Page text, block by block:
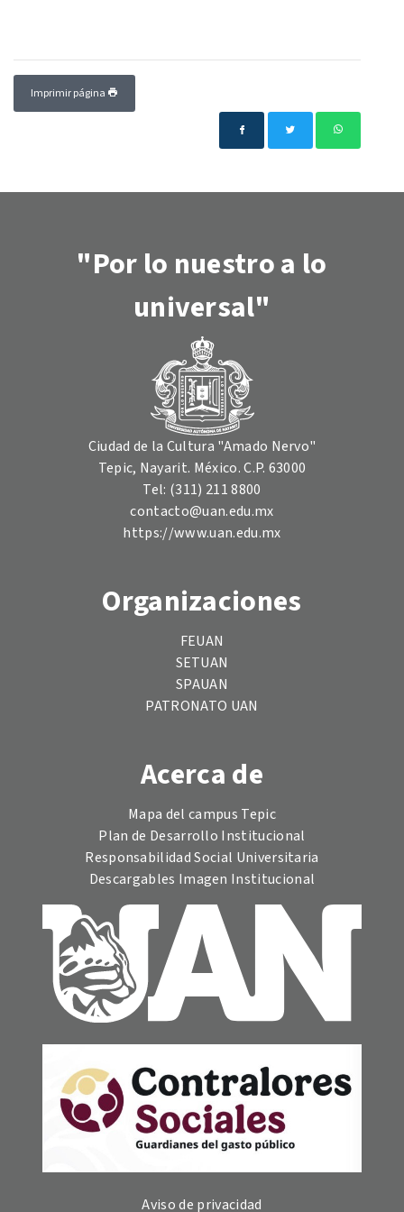
Imprimir página
"Por lo nuestro a lo
universal"
Ciudad de la Cultura "Amado Nervo"
Tepic, Nayarit. México. C.P. 63000
Tel: (311) 211 8800
contacto@uan.edu.mx
https://www.uan.edu.mx
Organizaciones
FEUAN
SETUAN
SPAUAN
PATRONATO UAN
Acerca de
Mapa del campus Tepic
Plan de Desarrollo Institucional
Responsabilidad Social Universitaria
Descargables Imagen Institucional
Aviso de privacidad